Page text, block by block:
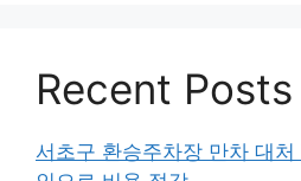
Recent Posts
서초구 환승주차장 만차 대